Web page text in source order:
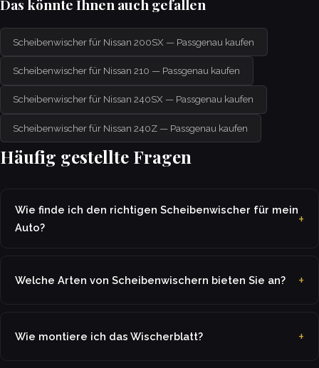
Das könnte Ihnen auch gefallen
Scheibenwischer für Nissan 200SX — Passgenau kaufen
Scheibenwischer für Nissan 210 — Passgenau kaufen
Scheibenwischer für Nissan 240SX — Passgenau kaufen
Scheibenwischer für Nissan 240Z — Passgenau kaufen
Häufig gestellte Fragen
Wie finde ich den richtigen Scheibenwischer für mein
Auto?
Welche Arten von Scheibenwischern bieten Sie an?
Wie montiere ich das Wischerblatt?